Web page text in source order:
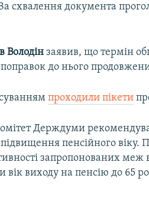
схвалення документа
Володін заявив, що термін
до нього
проходили пікети
Держдуми
пенсійного віку.
запропонованих меж
вік виходу на пенсію до 65